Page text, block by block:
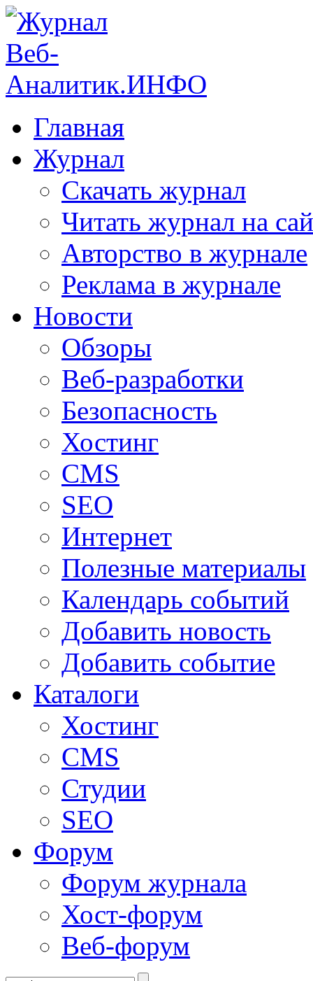
Главная
Журнал
Скачать журнал
Читать журнал на
Авторство в журнале
Реклама в журнале
Новости
Обзоры
Веб-разработки
Безопасность
Хостинг
CMS
SEO
Интернет
Полезные материалы
Календарь событий
Добавить новость
Добавить событие
Каталоги
Хостинг
CMS
Студии
SEO
Форум
Форум журнала
Хост-форум
Веб-форум